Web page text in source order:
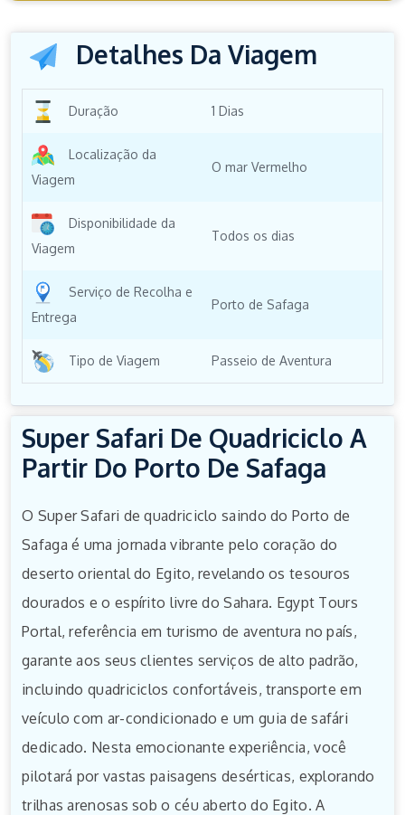
Detalhes Da Viagem
Duração 1 Dias
Localização da
Viagem
O mar Vermelho
Disponibilidade da
Viagem
Todos os dias
Serviço de Recolha e
Entrega
Porto de Safaga
Tipo de Viagem Passeio de Aventura
Super Safari De Quadriciclo A
Partir Do Porto De Safaga
O Super Safari de quadriciclo saindo do Porto de
Safaga é uma jornada vibrante pelo coração do
deserto oriental do Egito, revelando os tesouros
dourados e o espírito livre do Sahara. Egypt Tours
Portal, referência em turismo de aventura no país,
garante aos seus clientes serviços de alto padrão,
incluindo quadriciclos confortáveis, transporte em
veículo com ar-condicionado e um guia de safári
dedicado. Nesta emocionante experiência, você
pilotará por vastas paisagens desérticas, explorando
trilhas arenosas sob o céu aberto do Egito. A